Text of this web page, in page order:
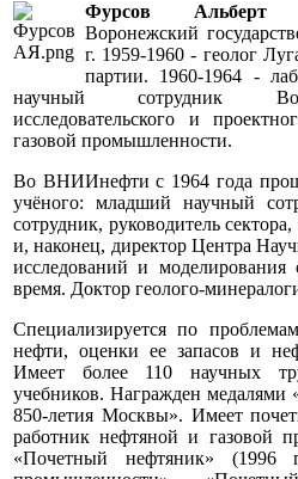
Фурсов Альберт
Воронежский
г. 1959-1960 - геолог
партии. 1960-1964 -
научный сотрудник
исследовательского и
газовой промышленности.
Во ВНИИнефти с 1964 года
учёного: младший научный
сотрудник, руководитель
и, наконец, директор Центра
исследований и
время. Доктор геолого-
Специализируется по
нефти, оценки ее запасов и
Имеет более 110 научных
учебников. Награжден медалями
850-летия Москвы». Имеет
работник нефтяной и газовой
«Почетный нефтяник» (1996